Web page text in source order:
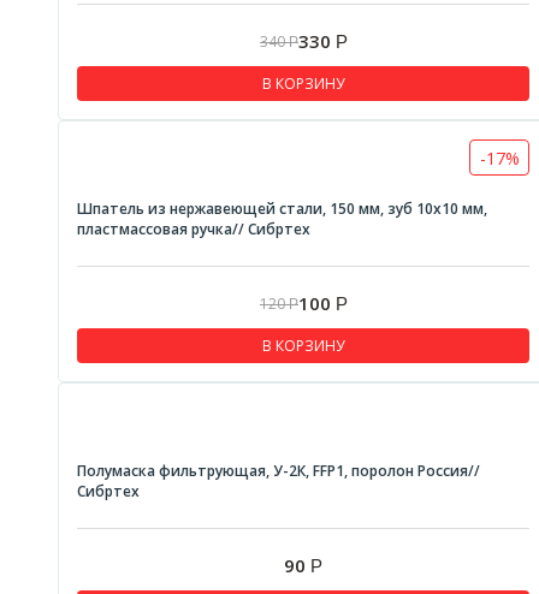
340Р330 Р
В КОРЗИНУ
-17%
Шпатель из нержавеющей стали, 150 мм, зуб 10х10 мм,
пластмассовая ручка// Сибртех
120Р100 Р
В КОРЗИНУ
Полумаска фильтрующая, У-2К, FFP1, поролон Россия//
Сибртех
90 Р